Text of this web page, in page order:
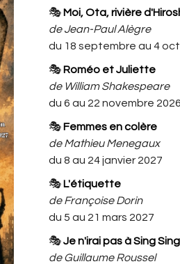
🎭 Moi, Ota, rivière
de Jean-Paul Alègre
du 18 septembre au 4
🎭 Roméo et Juliette
de William Shakespeare
du 6 au 22 novembre
🎭 Femmes en colère
de Mathieu Menegaux
du 8 au 24 janvier 2027
🎭 L'étiquette
de Françoise Dorin
du 5 au 21 mars 2027
🎭Je n'irai pas à Sing Sing
de Guillaume Roussel
coin à eux, juste
» (Chantal Dierick -
par une
Une amitié
rêve :
à demain.
des années 30,
à la brutalité du
on protéger